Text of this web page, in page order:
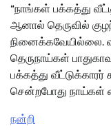
“நாங்கள் பக்கத்து
ஆனால் தெருவில்
நினைக்கவேயில்லை.
தெருநாய்கள்
பக்கத்து
சென்றபோது நாய்கள்
நன்றி